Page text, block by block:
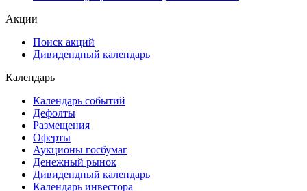
ESG
Самые популярные облигации на Cbonds.ru
Дивидендный календарь
Календарь
Календарь событий
Дефолты
Размещения
Оферты